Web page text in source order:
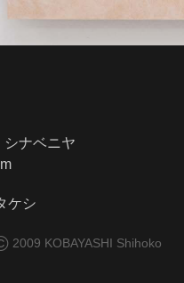
シナベニヤ
ケシ
2009 KOBAYASHI Shihoko